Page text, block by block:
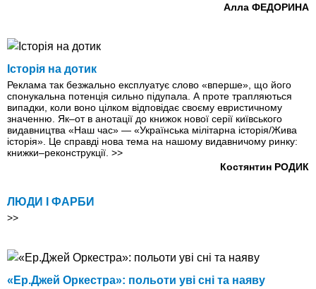
Алла ФЕДОРИНА
Історія на дотик
Реклама так безжально експлуатує слово «вперше», що його
спонукальна потенція сильно підупала. А проте трапляються
випадки, коли воно цілком відповідає своєму евристичному
значенню. Як–от в анотації до книжок нової серії київського
видавництва «Наш час» — «Українська мілітарна історія/Жива
історія». Це справді нова тема на нашому видавничому ринку:
книжки–реконструкції. >>
Костянтин РОДИК
ЛЮДИ І ФАРБИ
>>
«Ер.Джей Оркестра»: польоти уві сні та наяву